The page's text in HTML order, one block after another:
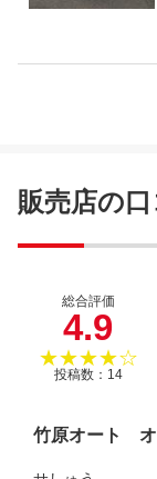
販売店の口
総合評価
4.9
★★★★☆
投稿数：14
竹原オート オ